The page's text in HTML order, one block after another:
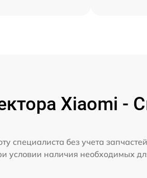
Xiaomi -
специалиста без учета
условии наличия необходимых